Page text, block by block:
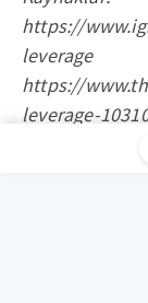
https://
leverage
https://
leverage-